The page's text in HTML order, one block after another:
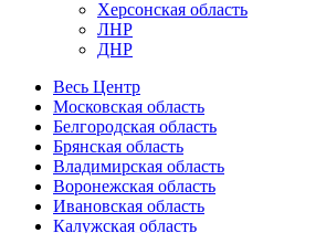
Херсонская область
ЛНР
ДНР
Весь Центр
Московская область
Белгородская область
Брянская область
Владимирская область
Воронежская область
Ивановская область
Калужская область